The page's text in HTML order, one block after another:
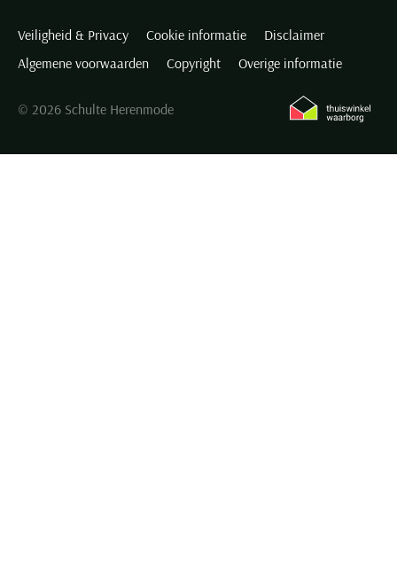
Veiligheid & Privacy Cookie informatie
Disclaimer
Algemene voorwaarden
Copyright Overige informatie
© 2026 Schulte Herenmode